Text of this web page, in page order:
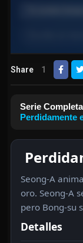
Share 1
Serie
Perdidamente
Seong-A
oro. Seong-A
pero Bong-su
Detalles